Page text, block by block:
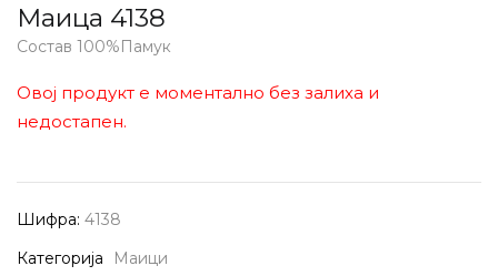
Маица 4138
Состав 100%Памук
Овој продукт е моментално без залиха и
недостапен.
Шифра: 4138
Категорија
Маици